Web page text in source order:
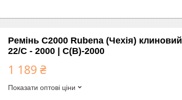
Ремінь C2000 Rubena (Чехія)
22/C - 2000 | С(В)-2000
1 189 ₴
Показати оптові ціни